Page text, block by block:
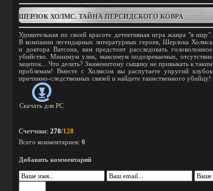
ШЕРЛОК ХОЛМС. ТАЙНА ПЕРСИДСКОГО КОВРА
Удивительная по своей красоте детективная игра жанра "я ищу".
В компании легендарных литературных героев, Шерлока Холмса
и доктора Ватсона, вам предстоит расследовать головоломное
убийство. Минимум улик, максимум подозреваемых, отсутствие
зацепок... Что делать? Знаменитому сыщику не привыкать к таким
проблемам! Вместе с Холмсом вы распутаете упругий клубок
причинно-следственных связей и найдете таинственного убийцу!
Скачать для PC
Счетчики: 278/128
Всего комментариев: 0
Добавить комментарий